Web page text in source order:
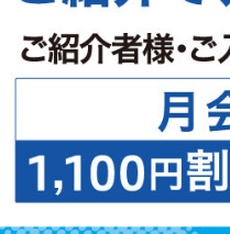
八尾
（八尾市）